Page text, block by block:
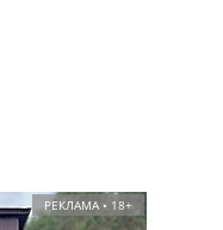
РЕКЛАМА • 18+